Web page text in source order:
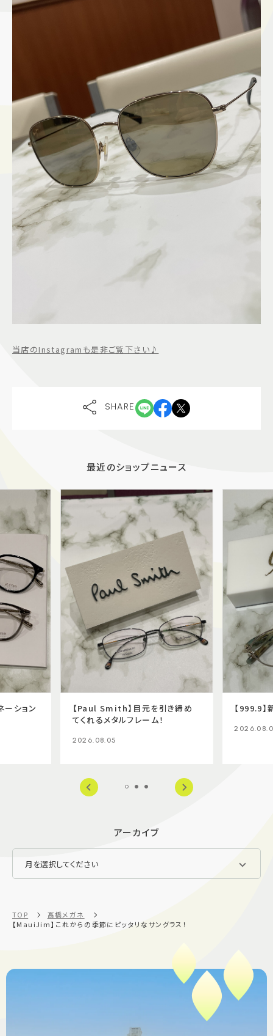
当店のInstagramも是非ご覧下さい♪
SHARE
最近のショップニュース
ーション
【Paul Smith】目元を引き締め
てくれるメタルフレーム！
2026.08.05
【999.9】
アーカイブ
TOP
髙橋メガネ
【MauiJim】これからの季節にピッタリなサングラス！